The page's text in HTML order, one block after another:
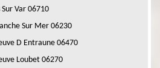
Var 06710
Sur Mer 06230
D Entraune 06470
Loubet 06270